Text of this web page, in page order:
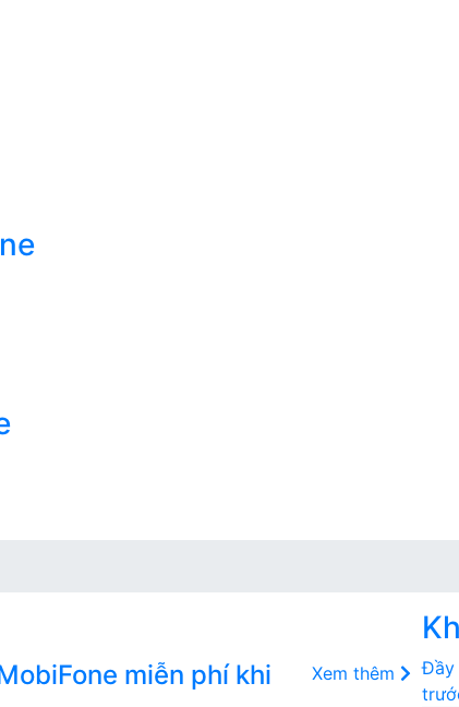
miễn phí khi
Xem thêm
Đầy